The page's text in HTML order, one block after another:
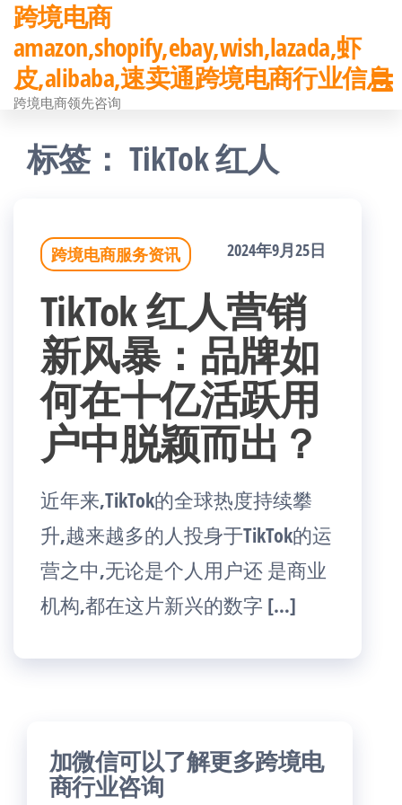
前
往
内
跨境电商
amazon,shopify,ebay,wish,lazada,虾
皮,alibaba,速卖通跨境电商行业信息
跨境电商领先咨询
标签：TikTok 红人
跨境电商服务资讯 2024年9月25日
TikTok 红人营销
新风暴：品牌如
何在十亿活跃用
户中脱颖而出？
近年来,TikTok的全球热度持续攀
升,越来越多的人投身于TikTok的运
营之中,无论是个人用户还 是商业
机构,都在这片新兴的数字 […]
加微信可以了解更多跨境电
商行业咨询